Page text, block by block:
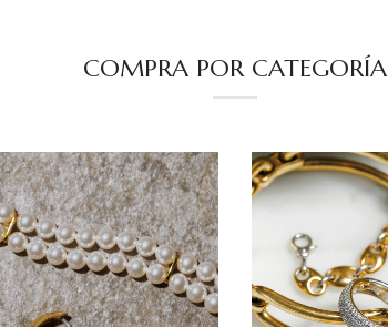
COMPRA POR CATEGORÍA